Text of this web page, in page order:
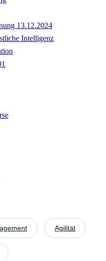
13.12.2024
Intelligenz
Agilität